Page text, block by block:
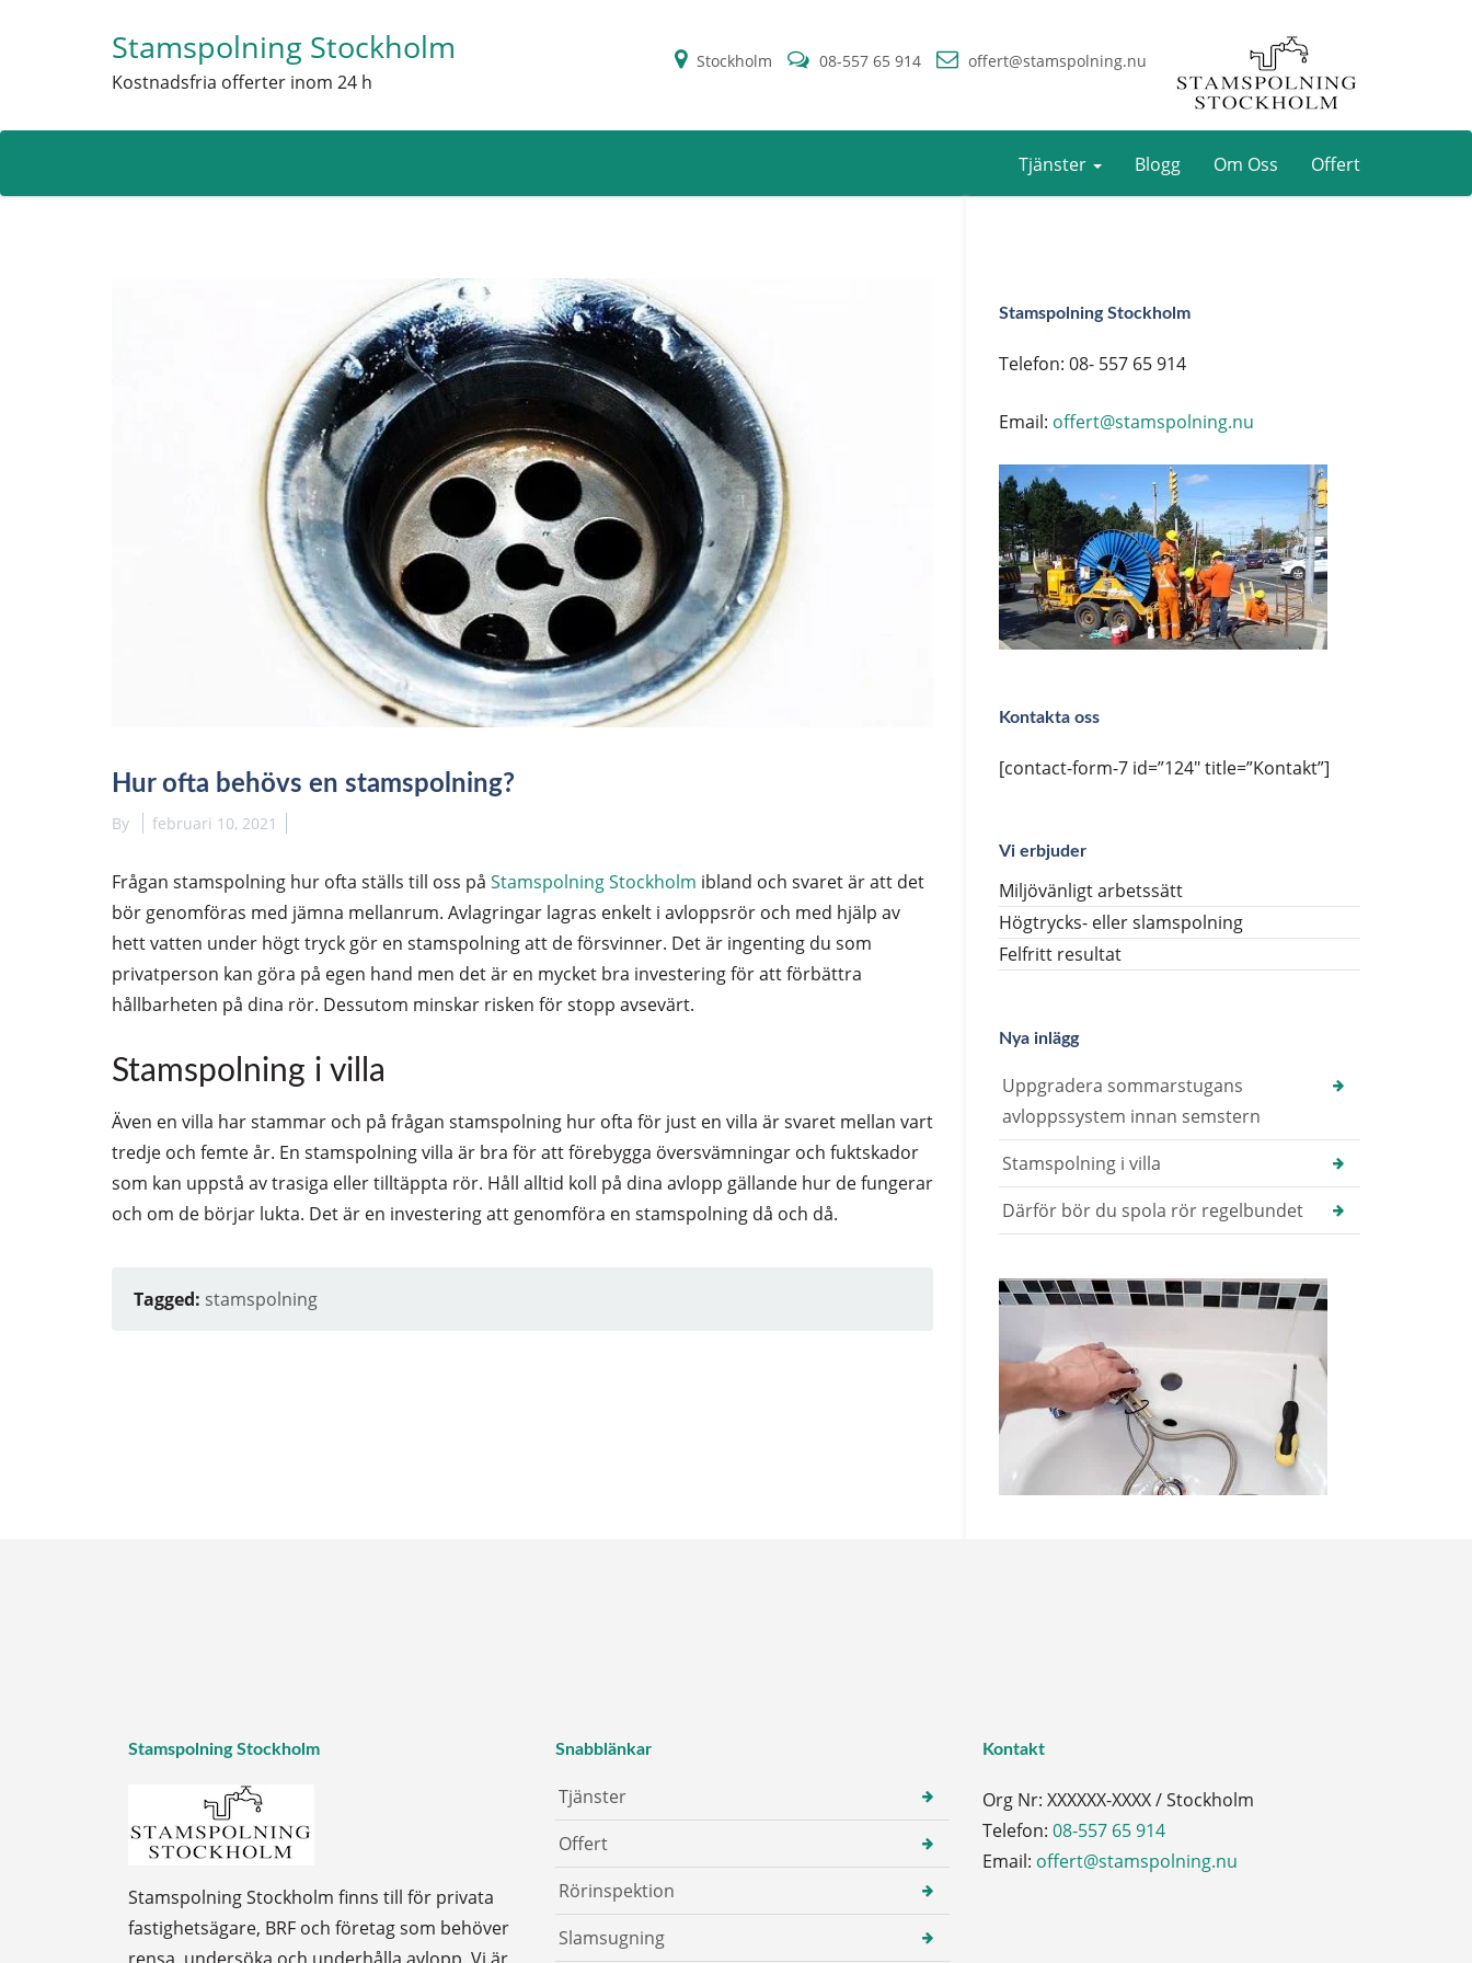
Stamspolning Stockholm
Kostnadsfria offerter inom 24 h
Stockholm 08-557 65 914 offert@stamspolning.nu
Tjänster Blogg Om Oss
Offert
Hur ofta behövs en stamspolning?
By februari 10, 2021
Frågan stamspolning hur ofta ställs till oss på Stamspolning Stockholm ibland och svaret är att det
bör genomföras med jämna mellanrum. Avlagringar lagras enkelt i avloppsrör och med hjälp av
hett vatten under högt tryck gör en stamspolning att de försvinner. Det är ingenting du som
privatperson kan göra på egen hand men det är en mycket bra investering för att förbättra
hållbarheten på dina rör. Dessutom minskar risken för stopp avsevärt.
Stamspolning i villa
Även en villa har stammar och på frågan stamspolning hur ofta för just en villa är svaret mellan vart
tredje och femte år. En stamspolning villa är bra för att förebygga översvämningar och fuktskador
som kan uppstå av trasiga eller tilltäppta rör. Håll alltid koll på dina avlopp gällande hur de fungerar
och om de börjar lukta. Det är en investering att genomföra en stamspolning då och då.
Tagged: stamspolning
Stamspolning Stockholm
Telefon: 08- 557 65 914
Email: offert@stamspolning.nu
Kontakta oss
[contact-form-7 id=”124″ title=”Kontakt”]
Vi erbjuder
Miljövänligt arbetssätt
Högtrycks- eller slamspolning
Felfritt resultat
Nya inlägg
Uppgradera sommarstugans
avloppssystem innan semstern
Stamspolning i villa
Därför bör du spola rör regelbundet
Stamspolning Stockholm
Stamspolning Stockholm finns till för privata
fastighetsägare, BRF och företag som behöver
Snabblänkar
Tjänster
Offert
Rörinspektion
Slamsugning
Kontakt
Org Nr: XXXXXX-XXXX / Stockholm
Telefon: 08-557 65 914
Email: offert@stamspolning.nu